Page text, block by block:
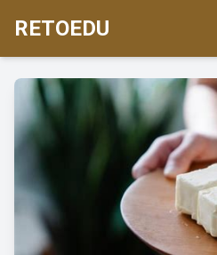
RETOEDU